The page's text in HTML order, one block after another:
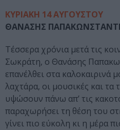
ΚΥΡΙΑΚΗ 14 ΑΥΓΟΥΣΤΟΥ
ΘΑΝΑΣΗΣ
Τέσσερα χρόνια μετά τις
Σωκράτη, ο Θανάσης
επανέλθει στα καλοκαιρινά
λαχτάρα, οι μουσικές και τα
υψώσουν πάνω απ’ τις
παραχωρήσει τη θέση του
γίνει πιο εύκολη κι η μέρα